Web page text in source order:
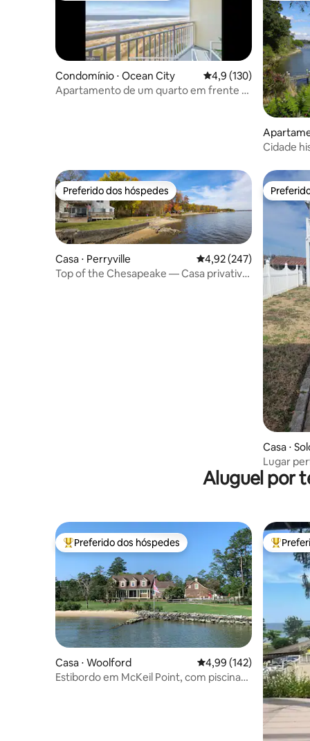
Condomínio ⋅ Ocean City 4,9 de uma avaliação
4,9 (130)
Apartamento de um quarto em frente à
rk
Cidade
Preferido dos hóspedes
Preferido dos hóspedes
Casa ⋅ Perryville 4,92 de uma avaliação
4,92 (247)
Top of the Chesapeake — Casa privativa
Casa ⋅
Lugar
Aluguel por
Entre os melhores preferidos dos hóspedes
Preferido dos hóspedes
Casa ⋅ Woolford 4,99 de uma avaliação
4,99 (142)
Estibordo em McKeil Point, com piscina
Entre